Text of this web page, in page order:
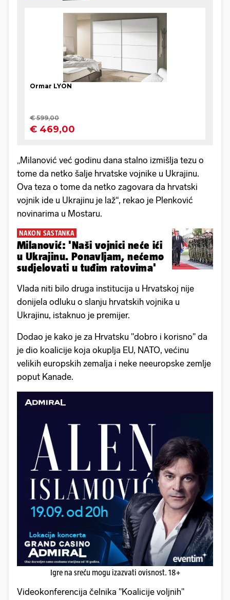
„Milanović već godinu dana stalno izmišlja tezu o
tome da netko šalje hrvatske vojnike u Ukrajinu.
Ova teza o tome da netko zagovara da hrvatski
vojnik ide u Ukrajinu je laž“, rekao je Plenković
novinarima u Mostaru.
NAKON SASTANKA
Milanović: 'Naši vojnici neće ići
u Ukrajinu. Ponavljam, nećemo
sudjelovati u tuđim ratovima'
Vlada niti bilo druga institucija u Hrvatskoj nije
donijela odluku o slanju hrvatskih vojnika u
Ukrajinu, istaknuo je premijer.
Dodao je kako je za Hrvatsku "dobro i korisno" da
je dio koalicije koja okuplja EU, NATO, većinu
velikih europskih zemalja i neke neeuropske zemlje
poput Kanade.
Igre na sreću mogu izazvati ovisnost. 18+
Videokonferencija čelnika "Koalicije voljnih"